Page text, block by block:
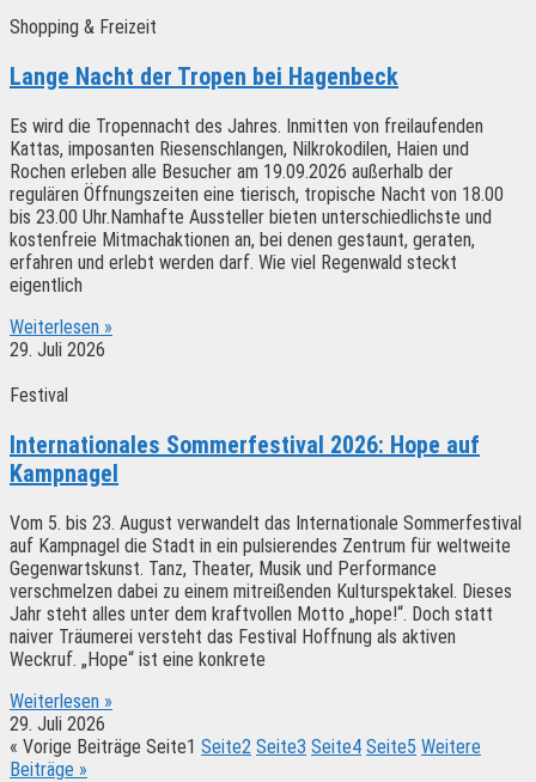
Shopping & Freizeit
Lange Nacht der Tropen bei Hagenbeck
Es wird die Tropennacht des Jahres. Inmitten von freilaufenden
Kattas, imposanten Riesenschlangen, Nilkrokodilen, Haien und
Rochen erleben alle Besucher am 19.09.2026 außerhalb der
regulären Öffnungszeiten eine tierisch, tropische Nacht von 18.00
bis 23.00 Uhr.Namhafte Aussteller bieten unterschiedlichste und
kostenfreie Mitmachaktionen an, bei denen gestaunt, geraten,
erfahren und erlebt werden darf. Wie viel Regenwald steckt
eigentlich
Weiterlesen »
29. Juli 2026
Festival
Internationales Sommerfestival 2026: Hope auf
Kampnagel
Vom 5. bis 23. August verwandelt das Internationale Sommerfestival
auf Kampnagel die Stadt in ein pulsierendes Zentrum für weltweite
Gegenwartskunst. Tanz, Theater, Musik und Performance
verschmelzen dabei zu einem mitreißenden Kulturspektakel. Dieses
Jahr steht alles unter dem kraftvollen Motto „hope!“. Doch statt
naiver Träumerei versteht das Festival Hoffnung als aktiven
Weckruf. „Hope“ ist eine konkrete
Weiterlesen »
29. Juli 2026
« Vorige Beiträge Seite1 Seite2 Seite3 Seite4 Seite5 Weitere
Beiträge »